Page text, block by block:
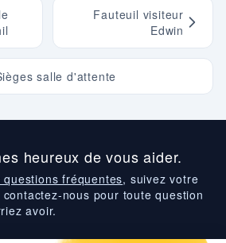
salle d'attente
Fauteuil visiteur
Edwin
heureux de vous aider.
questions fréquentes, suivez votre
nous pour toute question
avoir.